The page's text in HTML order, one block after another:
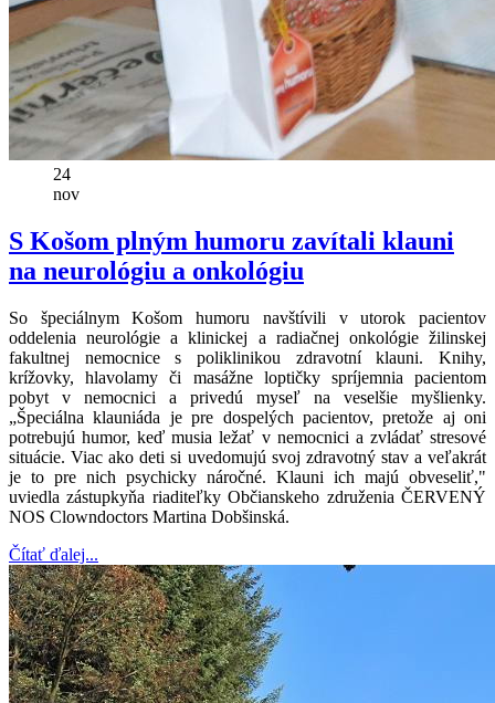
24
nov
S Košom plným humoru zavítali klauni
na neurológiu a onkológiu
So špeciálnym Košom humoru navštívili v utorok pacientov
oddelenia neurológie a klinickej a radiačnej onkológie žilinskej
fakultnej nemocnice s poliklinikou zdravotní klauni. Knihy,
krížovky, hlavolamy či masážne loptičky spríjemnia pacientom
pobyt v nemocnici a privedú myseľ na veselšie myšlienky.
„Špeciálna klauniáda je pre dospelých pacientov, pretože aj oni
potrebujú humor, keď musia ležať v nemocnici a zvládať stresové
situácie. Viac ako deti si uvedomujú svoj zdravotný stav a veľakrát
je to pre nich psychicky náročné. Klauni ich majú obveseliť,"
uviedla zástupkyňa riaditeľky Občianskeho združenia ČERVENÝ
NOS Clowndoctors Martina Dobšinská.
Čítať ďalej...